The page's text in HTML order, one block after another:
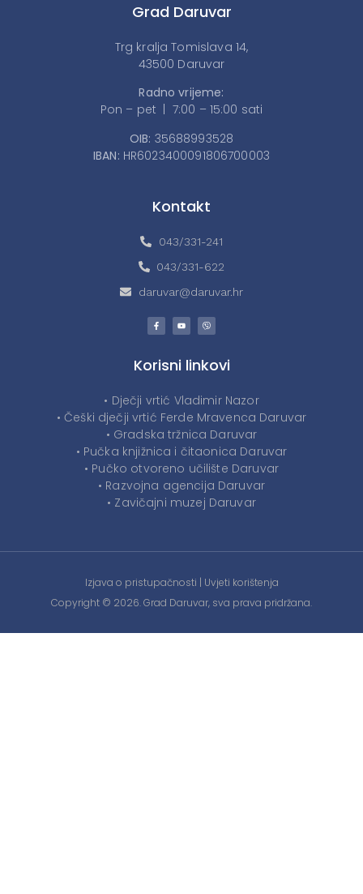
Grad Daruvar
Trg kralja Tomislava 14,
43500 Daruvar
Radno vrijeme:
Pon – pet | 7:00 – 15:00 sati
OIB: 35688993528
IBAN: HR6023400091806700003
Kontakt
043/331-241
043/331-622
daruvar@daruvar.hr
Korisni linkovi
• Dječji vrtić Vladimir Nazor
• Češki dječji vrtić Ferde Mravenca Daruvar
• Gradska tržnica Daruvar
• Pučka knjižnica i čitaonica Daruvar
• Pučko otvoreno učilište Daruvar
• Razvojna agencija Daruvar
• Zavičajni muzej Daruvar
Izjava o pristupačnosti | Uvjeti korištenja
Copyright © 2026. Grad Daruvar, sva prava pridržana.